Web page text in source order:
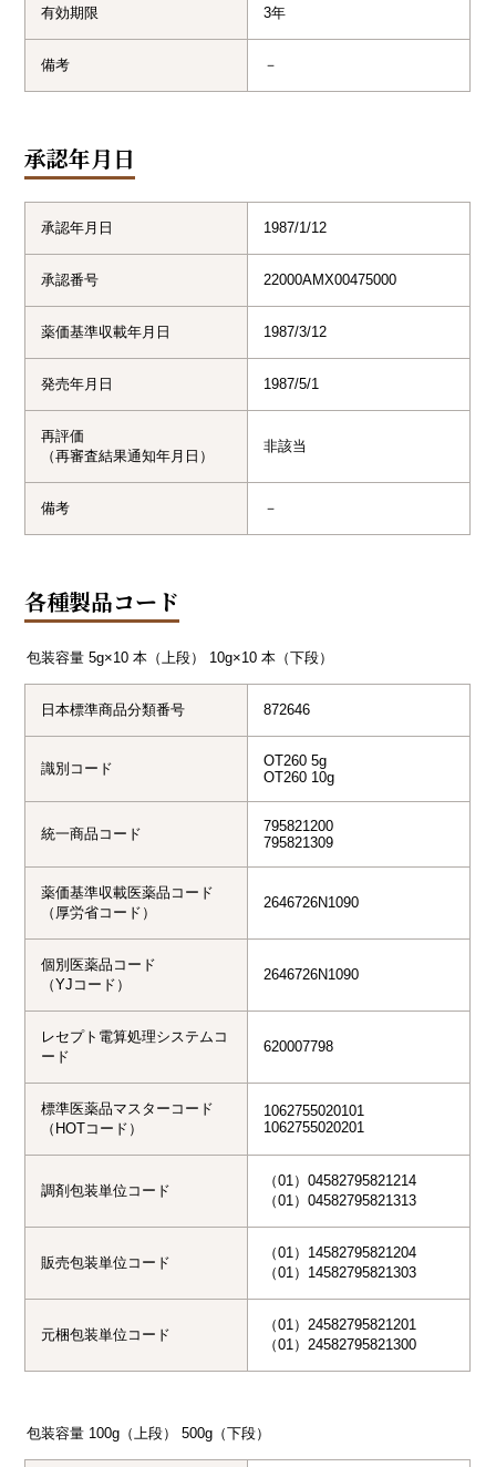
有効期限 3年
備考 －
承認年月日
承認年月日 1987/1/12
承認番号 22000AMX00475000
薬価基準収載年月日 1987/3/12
発売年月日 1987/5/1
再評価
（再審査結果通知年月日）
非該当
備考 －
各種製品コード
包装容量5g×10 本（上段） 10g×10 本（下段）
日本標準商品分類番号 872646
識別コード
OT260 5g
OT260 10g
統一商品コード
795821200
795821309
薬価基準収載医薬品コード
（厚労省コード）
2646726N1090
個別医薬品コード
（YJコード）
2646726N1090
レセプト電算処理システムコ
ード
620007798
標準医薬品マスターコード
（HOTコード）
1062755020101
1062755020201
調剤包装単位コード
（01）04582795821214
販売包装単位コード
（01）14582795821204
（01）14582795821303
元梱包装単位コード
（01）24582795821201
（01）24582795821300
包装容量 100g（上段） 500g（下段）